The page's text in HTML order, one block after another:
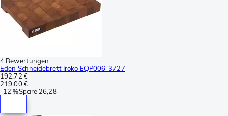
4 Bewertungen
Eden Schneidebrett Iroko EQP006-3727
192,72 €
219,00 €
-12 %Spare 26,28